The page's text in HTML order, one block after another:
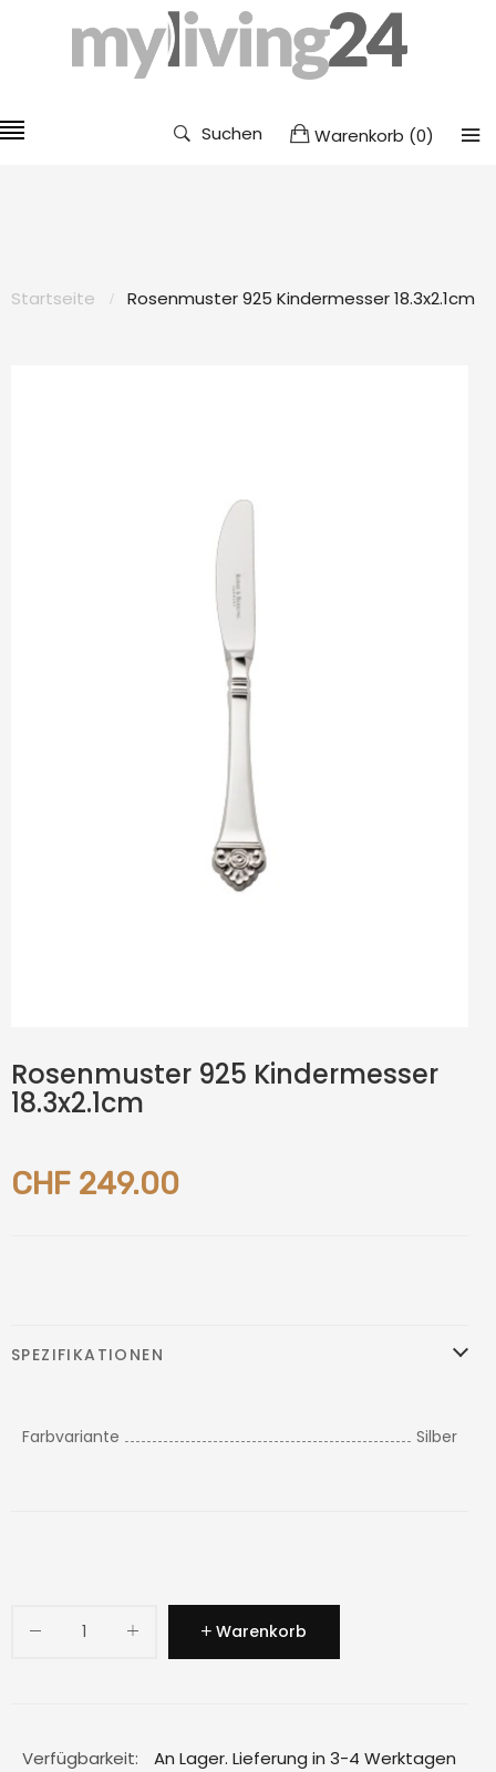
Suchen Warenkorb (0)
Startseite Rosenmuster 925 Kindermesser 18.3x2.1cm
Rosenmuster 925 Kindermesser
18.3x2.1cm
CHF 249.00
SPEZIFIKATIONEN
Farbvariante Silber
Warenkorb
Verfügbarkeit: An Lager. Lieferung in 3-4 Werktagen